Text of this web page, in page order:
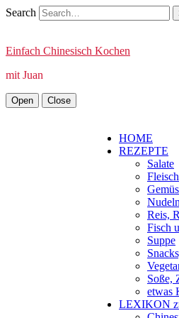
Search
Einfach Chinesisch Kochen
mit Juan
Open Close
HOME
REZEPTE
Salate
Fleisch
Reis,
Fisch
Suppe
Soße,
etwas
LEXIKON